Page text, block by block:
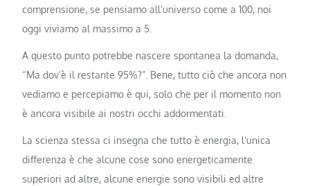
comprensione, se pensiamo all’universo come a 100, noi
oggi viviamo al massimo a 5.
A questo punto potrebbe nascere spontanea la domanda,
“Ma dov’è il restante 95%?”. Bene, tutto ciò che ancora non
vediamo e percepiamo è qui, solo che per il momento non
è ancora visibile ai nostri occhi addormentati.
La scienza stessa ci insegna che tutto è energia, l’unica
differenza è che alcune cose sono energeticamente
superiori ad altre, alcune energie sono visibili ed altre